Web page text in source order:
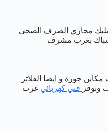
خدمات ادوات صحية تسليك مجاري الصرف الصحي
بغرب مشرف
جورة و ايضا الفلاتر
ونوفر فني كهربائي غرب